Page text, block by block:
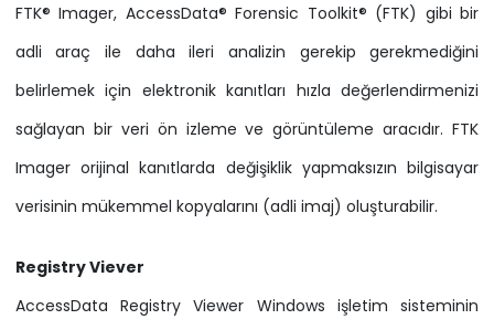
FTK® Imager, AccessData® Forensic Toolkit® (FTK) gibi bir
adli araç ile daha ileri analizin gerekip gerekmediğini
belirlemek için elektronik kanıtları hızla değerlendirmenizi
sağlayan bir veri ön izleme ve görüntüleme aracıdır. FTK
Imager orijinal kanıtlarda değişiklik yapmaksızın bilgisayar
verisinin mükemmel kopyalarını (adli imaj) oluşturabilir.
Registry Viever
AccessData Registry Viewer Windows işletim sisteminin